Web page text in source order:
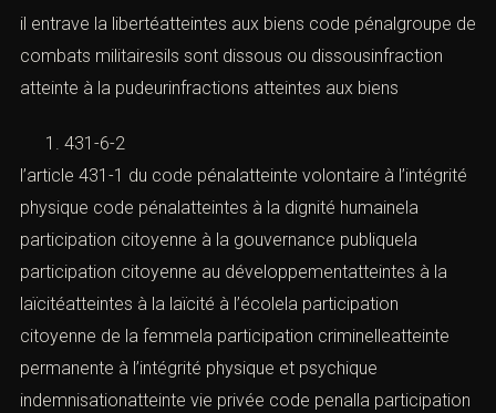
il entrave la libertéatteintes aux biens code pénalgroupe de
combats militairesils sont dissous ou dissousinfraction
atteinte à la pudeurinfractions atteintes aux biens
431-6-2
l’article 431-1 du code pénalatteinte volontaire à l’intégrité
physique code pénalatteintes à la dignité humainela
participation citoyenne à la gouvernance publiquela
participation citoyenne au développementatteintes à la
laïcitéatteintes à la laïcité à l’écolela participation
citoyenne de la femmela participation criminelleatteinte
permanente à l’intégrité physique et psychique
indemnisationatteinte vie privée code penalla participation